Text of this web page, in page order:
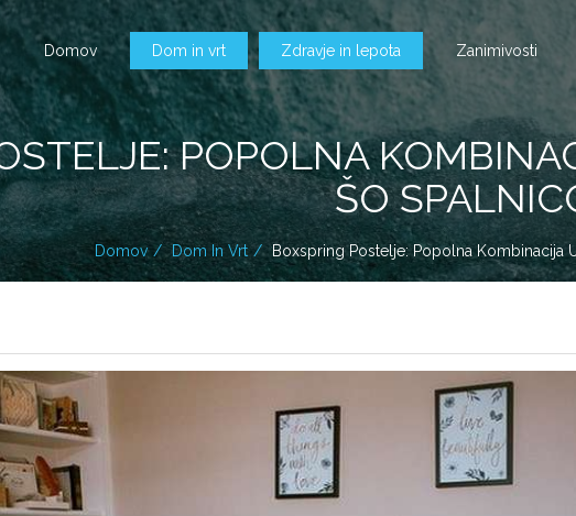
Domov Dom in vrt Zdravje in lepota Zanimivosti
POPOLNA
ŠO
Domov Dom In Vrt Boxspring Postelje: Popolna Kombinacija